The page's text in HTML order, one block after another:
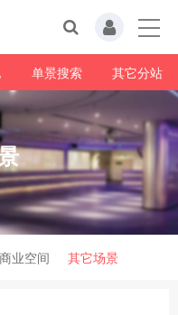
单景搜索 其它分站
商业空间 其它场景